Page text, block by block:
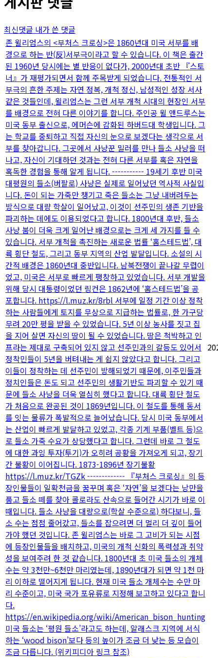
최신댓글 내가 쓴 댓글
존 윌리엄스의 <부처스 크로싱>은 1860년대 미국 서부를 배
경으로 하는 반(反)서부극이라고 할 수 있습니다. 이 책은 출간
된 1960년 당시에는 별 반응이 없다가, 2000년대 초반 『스토
너』가 재평가되면서 함께 주목받게 되었습니다. 전통적인 서
부극의 흔한 주제는 자연 정복, 개척 정신, 남성적인 성장 서사
같은 것들인데, 윌리엄스는 그런 서부 개척 시대의 현장인 서부
를 배경으로 전혀 다른 이야기를 합니다. 주인공 윌 앤드루스는
미국 동부 출신으로, 에머슨에 감화된 하버드대 학생입니다. 그
는 학교를 중퇴하고 직접 자신의 눈으로 보겠다는 생각으로 서
부를 찾아갑니다. 그곳에서 사냥꾼 밀러를 만나 들소 사냥을 떠
나고, 자신이 기대하던 것과는 전혀 다른 서부를 혹은 자연을
혹독한 경험을 통해 알게 됩니다. ----------- 19세기 후반 미국
대평원의 들소(버팔로) 사냥은 실제로 일어났던 역사적 사실입
니다. 돈이 되는 가죽만 챙기고 죽은 들소는 그냥 내버려두는
방식으로 대량 학살이 일어났고, 이것이 선주민의 생존 기반을
파괴하는 데에도 이용되었다고 합니다. 1800년대 후반, 들소
사냥 붐이 더욱 크게 일어난 배경으로는 크게 세 가지를 들 수
있습니다. 서부 개척을 촉진하는 새로운 법률 ‘홈스테드법’, 대
륙 횡단 철도, 그리고 동부 지역의 산업 발달입니다. 소설의 시
간적 배경은 1860년대 중반입니다. 남북전쟁이 끝나갈 무렵이
었고, 미국은 서부로 빠르게 팽창하고 있었습니다. 서부 개발을
위해 당시 대통령이었던 링컨은 1862년에 ‘홈스테드법’을 공
포합니다. https://l.muz.kr/8rbl 서부에 일정 기간 이상 정착
하는 사람들에게 토지를 무상으로 지급하는 법률로, 한 가구당
무려 20만 평을 받을 수 있었습니다. 5년 이상 농사를 짓고 집
을 지어 살면 자신의 땅이 될 수 있었습니다. 땅은 척박하고 인
프라는 제대로 구축되어 있지 않고 선주민과의 갈등도 있어서
정착민들이 5년을 버텨내는 게 쉽지 않았다고 합니다. 그리고
이들이 정착하는 데 선주민이 방해되었기 때문에, 이주민들과
정치인들은 돈도 되고 선주민의 생활기반도 파괴할 수 있기 때
문에 들소 사냥을 더욱 열심히 했다고 합니다. 대륙 횡단 철도
가 처음으로 완공된 것이 1869년입니다. 이 철도를 통해 동서
를 잇는 물류가 폭발적으로 늘어났습니다. 당시 미국 동부에서
는 산업이 빠르게 발달하고 있었고, 각종 기계 부품(벨트 등)으
로 들소 가죽 수요가 상당했다고 합니다. 그런데 바로 그 철도
에 대한 과잉 투자(투기)가 오히려 공황을 가져오게 되고, 장기
간 불황이 이어집니다. 1873-1896년 장기불황
https://l.muz.kr/TGZk ------------- 『부처스 크로싱』의 등
장인물들이 일확천금을 꿈꾸며 혹은 ‘자연’을 보겠다는 낭만을
품고 들소 떼를 찾아 콜로라도 산속으로 들어간 시기가 바로 이
때입니다. 들소 사냥을 대량으로(학살 수준으로) 하다보니, 들
소 수는 점점 줄어갔고, 들소를 잡으려면 더 멀리 더 깊이 들어
가야 했던 것입니다. 존 윌리엄스는 바로 그 고비가 되는 시점
에 등장인물들을 배치하고, 미국의 개척 신화의 폭력성과 취약
성을 보여주려 한 것 같습니다. 1800년대 초 미국 들소의 개체
수는 약 3천만~6천만 마리였는데, 1890년대가 되면 약 1천 마
리 이하로 떨어지게 됩니다. 현재 미국 들소 개체수는 수만 마
리 수준이고, 미국 국가 포유류로 지정해 보고하고 있다고 합니
다.
https://en.wikipedia.org/wiki/American_bison_hunting
미국 들소는 ‘평원 들소’라고도 하는데, 알래스크 지역에 서식
하는 ‘wood bison’보다 등의 높이가 조금 더 낮는 등 모습이
조금 다릅니다. (위키피디아 링크 참조)